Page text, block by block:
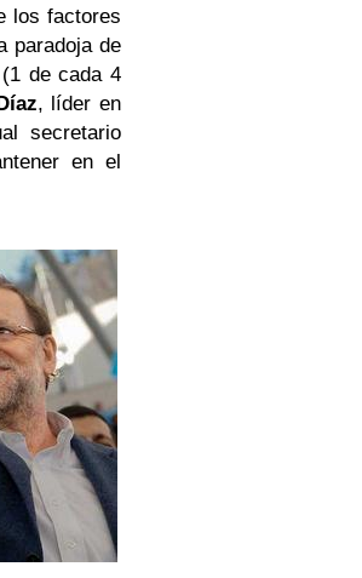
los factores
paradoja de
de cada 4
, líder en
secretario
en el